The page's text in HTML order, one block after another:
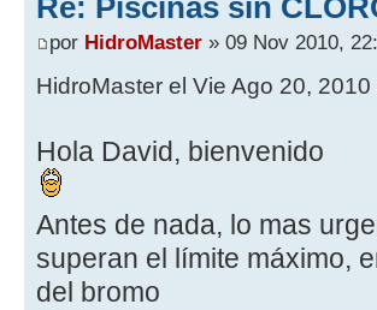
por HidroMaster » 09 Nov 2010,
HidroMaster el Vie Ago 20,
Hola David, bienvenido
Antes de nada, lo mas
superan el límite máximo,
del bromo